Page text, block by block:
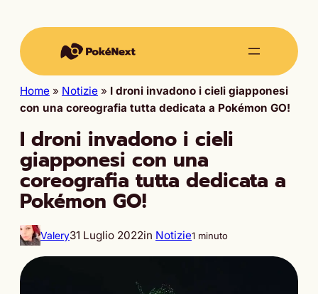
Home » Notizie » I droni invadono i cieli giapponesi
con una coreografia tutta dedicata a Pokémon GO!
I droni invadono i cieli
giapponesi con una
coreografia tutta dedicata a
Pokémon GO!
Valery31 Luglio 2022in Notizie1 minuto